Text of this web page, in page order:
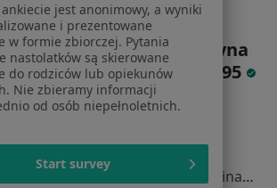
LUX MED -Medycyna
ul. Myśliborska 95
Stomatologia·Więcej
Warszawa•Mapa
Brak dostępnych specjalistów z wolnymi terminami w tym centrum medycznym.
ankiecie jest anonimowy, a wyniki
i prezentowane
w formie zbiorczej. Pytania
nastolatków są skierowane
do rodziców lub opiekunów
Nie zbieramy informacji
od osób niepełnoletnich.
Start survey